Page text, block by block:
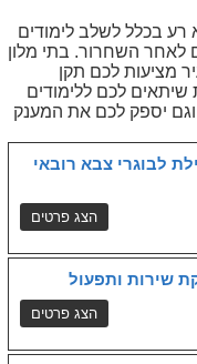
בכלל לשלב לימודים
לאחר השחרור. בתי מלון
מציעות לכם תקן
שיתאים לכם ללימודים
וגם יספק לכם את המענק
לבוגרי צבא רובאי
שירות ותפעול